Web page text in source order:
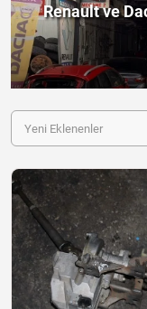
Renault ve
Yeni Eklenenler